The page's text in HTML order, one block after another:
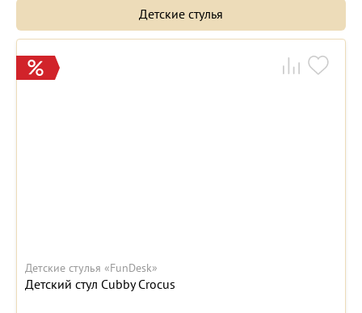
Детские стулья
Детские стулья «FunDesk»
Детский стул Cubby Crocus